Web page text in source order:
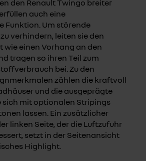
den Renault Twingo breiter
auch eine
Funktion. Um störende
verhindern, leiten sie den
wie einen Vorhang an den
tragen so ihren Teil zum
bei. Zu den
zählen die kraftvoll
und die ausgeprägte
sich mit optionalen Stripings
lassen. Ein zusätzlicher
linken Seite, der die Luftzufuhr
setzt in der Seitenansicht
Highlight.